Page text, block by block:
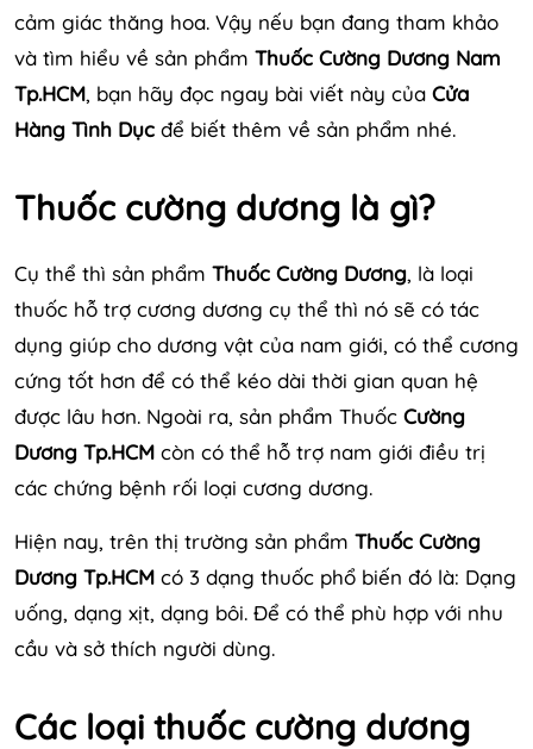
cảm giác thăng hoa. Vậy nếu bạn đang tham khảo
và tìm hiểu về sản phẩm Thuốc Cường Dương Nam
Tp.HCM, bạn hãy đọc ngay bài viết này của Cửa
Hàng Tình Dục để biết thêm về sản phẩm nhé.
Thuốc cường dương là gì?
Cụ thể thì sản phẩm Thuốc Cường Dương, là loại
thuốc hỗ trợ cương dương cụ thể thì nó sẽ có tác
dụng giúp cho dương vật của nam giới, có thể cương
cứng tốt hơn để có thể kéo dài thời gian quan hệ
được lâu hơn. Ngoài ra, sản phẩm Thuốc Cường
Dương Tp.HCM còn có thể hỗ trợ nam giới điều trị
các chứng bệnh rối loại cương dương.
Hiện nay, trên thị trường sản phẩm Thuốc Cường
Dương Tp.HCM có 3 dạng thuốc phổ biến đó là: Dạng
uống, dạng xịt, dạng bôi. Để có thể phù hợp với nhu
cầu và sở thích người dùng.
Các loại thuốc cường dương